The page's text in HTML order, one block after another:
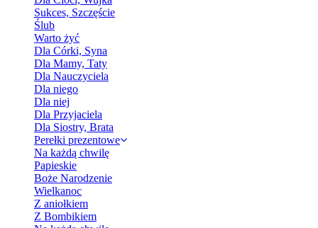
Sukces, Szczęście
Ślub
Warto żyć
Dla Córki, Syna
Dla Mamy, Taty
Dla Nauczyciela
Dla niego
Dla niej
Dla Przyjaciela
Dla Siostry, Brata
Perełki prezentowe
Na każdą chwilę
Papieskie
Boże Narodzenie
Wielkanoc
Z aniołkiem
Z Bombikiem